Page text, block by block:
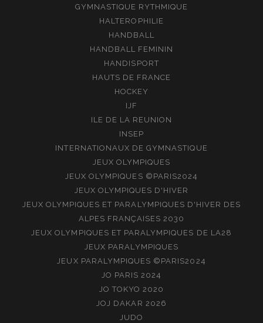
GYMNASTIQUE RYTHMIQUE
HALTEROPHILIE
HANDBALL
HANDBALL FEMININ
HANDISPORT
HAUTS DE FRANCE
HOCKEY
IJF
ILE DE LA REUNION
INSEP
INTERNATIONAUX DE GYMNASTIQUE
JEUX OLYMPIQUES
JEUX OLYMPIQUES ©PARIS2024
JEUX OLYMPIQUES D'HIVER
JEUX OLYMPIQUES ET PARALYMPIQUES D'HIVER DES
ALPES FRANÇAISES 2030
JEUX OLYMPIQUES ET PARALYMPIQUES DE LA28
JEUX PARALYMPIQUES
JEUX PARALYMPIQUES ©PARIS2024
JO PARIS 2024
JO TOKYO 2020
JOJ DAKAR 2026
JUDO